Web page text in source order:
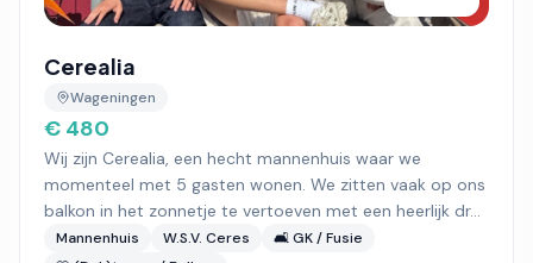
Cerealia
Wageningen
€ 480
Wij zijn Cerealia, een hecht mannenhuis waar we
momenteel met 5 gasten wonen. We zitten vaak op ons
balkon in het zonnetje te vertoeven met een heerlijk dr...
Mannenhuis W.S.V. Ceres
🛋️ GK / Fusie